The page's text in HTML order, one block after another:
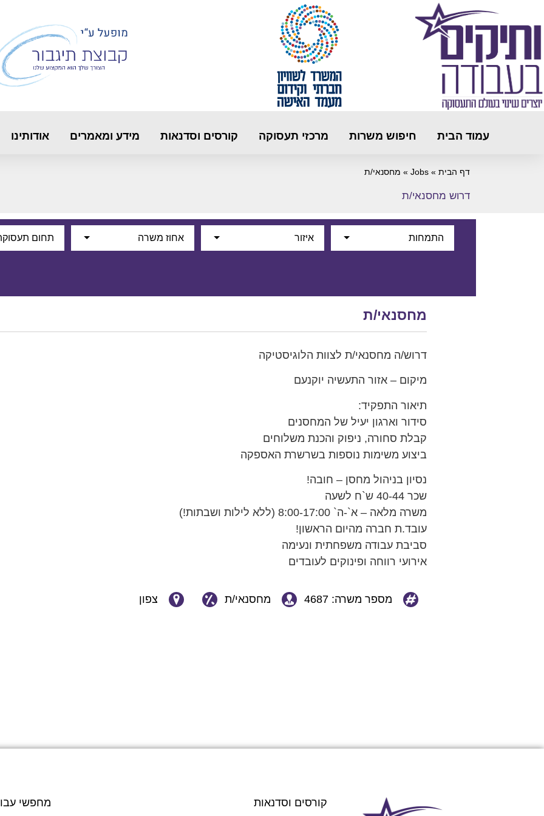
עמוד הבית חיפוש משרות מרכזי תעסוקה קורסים וסדנאות מידע ומאמרים אודותינו
דף הבית »
Jobs
» מחסנאי/ת
דרוש מחסנאי/ת
התמחות איזור אחוז משרה תחום
מחסנאי/ת
דרוש/ה מחסנאי/ת לצוות הלוגיסטיקה
מיקום – אזור התעשיה יוקנעם
תיאור התפקיד:
סידור וארגון יעיל של המחסנים
קבלת סחורה, ניפוק והכנת משלוחים
ביצוע משימות נוספות בשרשרת האספקה
נסיון בניהול מחסן – חובה!
שכר 40-44 ש`ח לשעה
משרה מלאה – א`-ה` 8:00-17:00 (ללא לילות ושבתות!)
עובד.ת חברה מהיום הראשון!
סביבת עבודה משפחתית ונעימה
אירועי רווחה ופינוקים לעובדים
מספר משרה: 4687 מחסנאי/ת צפון
קורסים וסדנאות מחפשי